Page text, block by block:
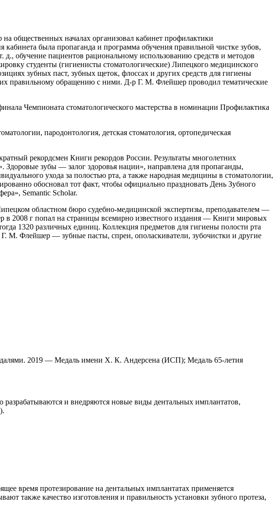
началах организовал кабинет профилактики
была пропаганда и программа обучения правильной чистке зубов,
обучение пациентов рациональному использованию средств и методов
студенты (гигиенисты стоматологические) Липецкого медицинского
зубных паст, зубных щеток, флоссах и других средств для гигиены
их правильному обращению с ними. Д-р Г. М. Флейшер проводил тематические
Чемпионата стоматологического мастерства в номинации Профилактика
пародонтология, детская стоматология, ортопедическая
рекордсмен Книги рекордов России. Результаты многолетних
зубы — залог здоровья нации», направлена для пропаганды,
ухода за полостью рта, а также народная медицины в стоматологии,
обосновал тот факт, чтобы официально праздновать День Зубного
Semantic Scholar.
областном бюро судебно-медицинской экспертизы, преподавателем —
г попал на страницы всемирно известного издания — Книги мировых
1320 различных единиц. Коллекция предметов для гигиены полости рта
М. Флейшер — зубные пасты, спреи, ополаскиватели, зубочистки и другие
2019 — Медаль имени Х. К. Андерсена (ИСП); Медаль 65-летия
и внедряются новые виды дентальных имплантатов,
время протезирование на дентальных имплантатах применяется
также качество изготовления и правильность установки зубного протеза,